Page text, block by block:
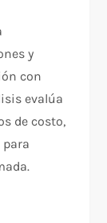
y
con
evalúa
de costo,